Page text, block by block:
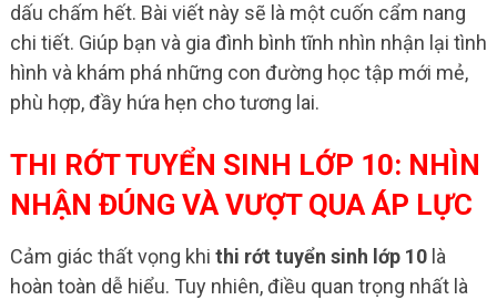
dấu chấm hết. Bài viết này sẽ là một cuốn cẩm nang
chi tiết. Giúp bạn và gia đình bình tĩnh nhìn nhận lại tình
hình và khám phá những con đường học tập mới mẻ,
phù hợp, đầy hứa hẹn cho tương lai.
THI RỚT TUYỂN SINH LỚP 10: NHÌN
NHẬN ĐÚNG VÀ VƯỢT QUA ÁP LỰC
Cảm giác thất vọng khi thi rớt tuyển sinh lớp 10là
hoàn toàn dễ hiểu. Tuy nhiên, điều quan trọng nhất là